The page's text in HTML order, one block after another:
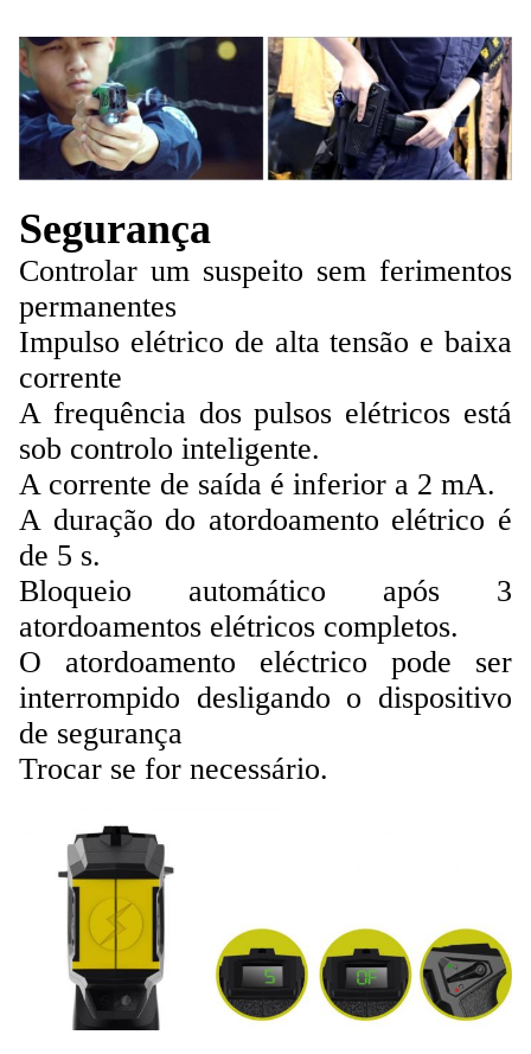
Segurança
Controlar um suspeito sem ferimentos
permanentes
Impulso elétrico de alta tensão e baixa
corrente
A frequência dos pulsos elétricos está
sob controlo inteligente.
A corrente de saída é inferior a 2 mA.
A duração do atordoamento elétrico é
de 5 s.
Bloqueio automático após 3
atordoamentos elétricos completos.
O atordoamento eléctrico pode ser
interrompido desligando o dispositivo
de segurança
Trocar se for necessário.